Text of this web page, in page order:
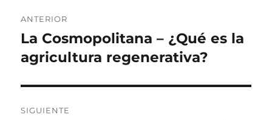
de
entradas
ANTERIOR
Entrada
anterior:
La Cosmopolitana – ¿Qué es la
agricultura regenerativa?
SIGUIENTE